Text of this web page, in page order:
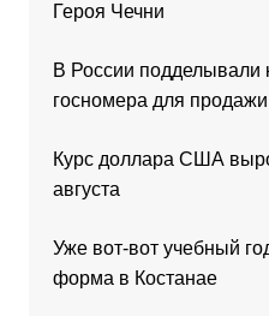
Героя Чечни
В России подделывали
госномера для продажи
Курс доллара США
августа
Уже вот-вот учебный
форма в Костанае